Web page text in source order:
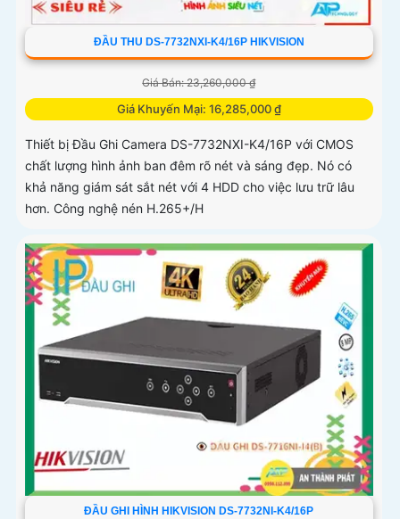
ĐẦU THU DS-7732NXI-K4/16P HIKVISION
Giá Bán: 23,260,000 ₫
Giá Khuyến Mại: 16,285,000 ₫
Thiết bị Đầu Ghi Camera DS-7732NXI-K4/16P với CMOS
chất lượng hình ảnh ban đêm rõ nét và sáng đẹp. Nó có
khả năng giám sát sắt nét với 4 HDD cho việc lưu trữ lâu
hơn. Công nghệ nén H.265+/H
ĐẦU GHI HÌNH HIKVISION DS-7732NI-K4/16P